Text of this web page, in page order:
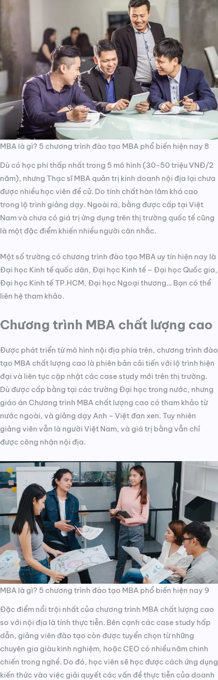
MBA là gì? 5 chương trình đào tạo MBA phổ biến hiện nay 8
Dù có học phí thấp nhất trong 5 mô hình (30-50 triệu VNĐ/2
năm), nhưng Thạc sĩ MBA quản trị kinh doanh nội địa lại chưa
được nhiều học viên đề cử. Do tính chất hàn lâm khá cao
trong lộ trình giảng dạy. Ngoài ra, bằng được cấp tại Việt
Nam và chưa có giá trị ứng dụng trên thị trường quốc tế cũng
là một đặc điểm khiến nhiều người cân nhắc.
Một số trường có chương trình đào tạo MBA uy tín hiện nay là
Đại học Kinh tế quốc dân, Đại học Kinh tế – Đại học Quốc gia,
Đại học Kinh tế TP.HCM, Đại học Ngoại thương… Bạn có thể
liên hệ tham khảo.
Chương trình MBA chất lượng cao
Được phát triển từ mô hình nội địa phía trên, chương trình đào
tạo MBA chất lượng cao là phiên bản cải tiến với lộ trình hiện
đại và liên tục cập nhật các case study mới trên thị trường.
Dù được cấp bằng tại các trường Đại học trong nước, nhưng
giáo án Chương trình MBA chất lượng cao có tham khảo từ
nước ngoài, và giảng dạy Anh – Việt đan xen. Tuy nhiên
giảng viên vẫn là người Việt Nam, và giá trị bằng vẫn chỉ
được công nhận nội địa.
MBA là gì? 5 chương trình đào tạo MBA phổ biến hiện nay 9
Đặc điểm nổi trội nhất của chương trình MBA chất lượng cao
so với nội địa là tính thực tiễn. Bên cạnh các case study hấp
dẫn, giảng viên đào tạo còn được tuyển chọn từ những
chuyên gia giàu kinh nghiệm, hoặc CEO có nhiều năm chinh
chiến trong nghề. Do đó, học viên sẽ học được cách ứng dụng
kiến thức vào việc giải quyết các vấn đề thực tiễn của doanh